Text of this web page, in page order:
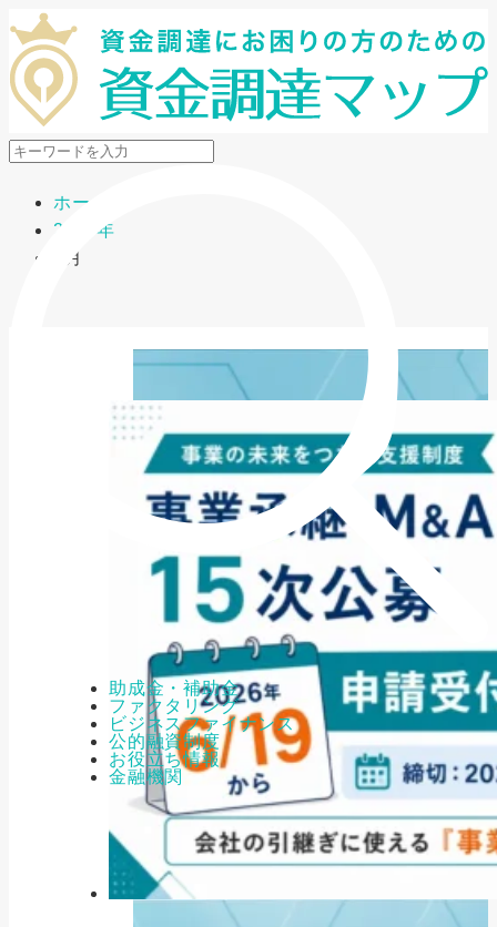
メニューを開閉
助成金・補助金
ファクタリング
ビジネスファイナンス
公的融資制度
お役立ち情報
金融機関
ホーム
2026年
6月